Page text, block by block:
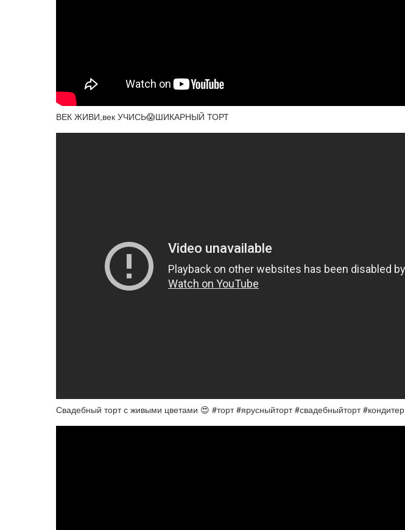
ВЕК ЖИВИ,век УЧИСЬ😱ШИКАРНЫЙ ТОРТ
Свадебный торт с живыми цветами 😍 #торт #ярусныйторт #свадебныйторт #кондитер